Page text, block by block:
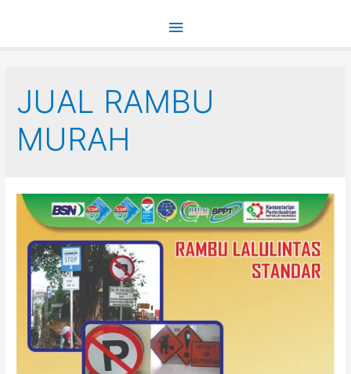
Main
JUAL RAMBU
MURAH